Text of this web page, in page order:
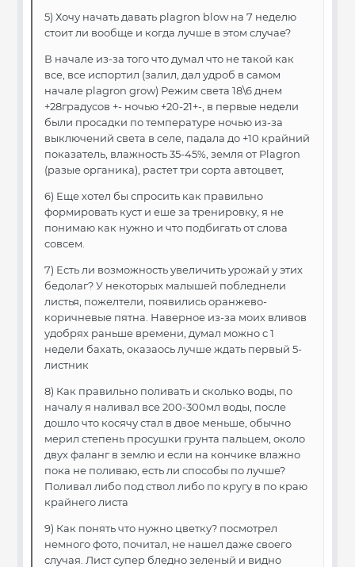
5) Хочу начать давать plagron blow на 7 неделю
стоит ли вообще и когда лучше в этом случае?
В начале из-за того что думал что не такой как
все, все испортил (залил, дал удроб в самом
начале plagron grow) Режим света 18\6 днем
+28градусов +- ночью +20-21+-, в первые недели
были просадки по температуре ночью из-за
выключений света в селе, падала до +10 крайний
показатель, влажность 35-45%, земля от Plagron
(разые органика), растет три сорта автоцвет,
6) Еще хотел бы спросить как правильно
формировать куст и еше за тренировку, я не
понимаю как нужно и что подбигать от слова
совсем.
7) Есть ли возможность увеличить урожай у этих
бедолаг? У некоторых малышей побледнели
листья, пожелтели, появились оранжево-
коричневые пятна. Наверное из-за моих вливов
удобрях раньше времени, думал можно с 1
недели бахать, оказаось лучше ждать первый 5-
листник
8) Как правильно поливать и сколько воды, по
началу я наливал все 200-300мл воды, после
дошло что косячу стал в двое меньше, обычно
мерил степень просушки грунта пальцем, около
двух фаланг в землю и если на кончике влажно
пока не поливаю, есть ли способы по лучше?
Поливал либо под ствол либо по кругу в по краю
крайнего листа
9) Как понять что нужно цветку? посмотрел
немного фото, почитал, не нашел даже своего
случая. Лист супер бледно зеленый и видно